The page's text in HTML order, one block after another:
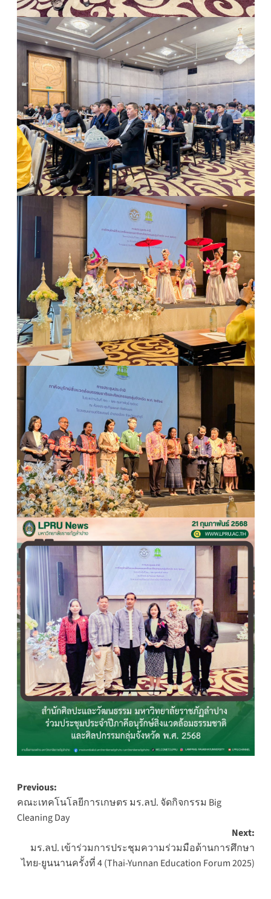
Post
navigation
Previous:
คณะเทคโนโลยีการเกษตร มร.ลป. จัดกิจกรรม Big
Cleaning Day
Next:
มร.ลป. เข้าร่วมการประชุมความร่วมมือด้านการศึกษา
ไทย-ยูนนานครั้งที่ 4 (Thai-Yunnan Education Forum 2025)